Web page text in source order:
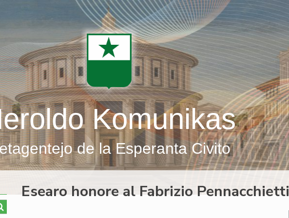
Komunikas
de la Esperanta Civito
Esearo honore al Fabrizio Pennacchietti